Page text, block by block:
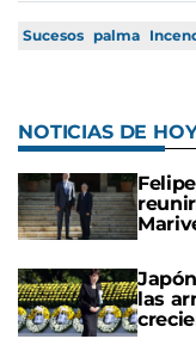
Sucesos palma
NOTICIAS DE
las